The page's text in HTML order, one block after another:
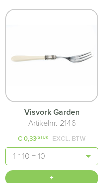
Visvork Garden
Artikelnr. 2146
€ 0,33/STUK EXCL. BTW
Aantal
+